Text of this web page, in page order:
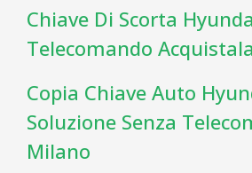
Chiave Di Scorta
Telecomando
Copia Chiave Auto
Soluzione Senza
Milano